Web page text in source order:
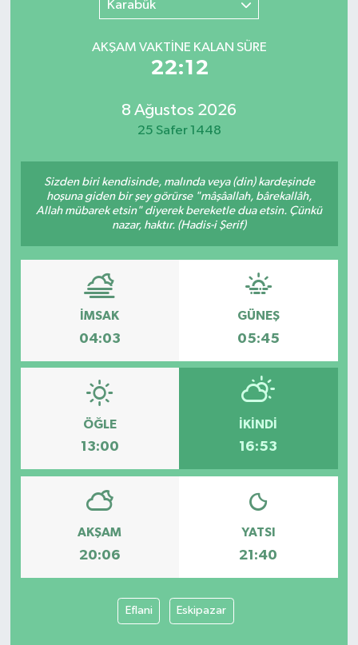
Karabük
AKŞAM VAKTİNE KALAN SÜRE
22:12
8 Ağustos 2026
25 Safer 1448
Sizden biri kendisinde, malında veya (din) kardeşinde
hoşuna giden bir şey görürse "mâşâallah, bârekallâh,
Allah mübarek etsin" diyerek bereketle dua etsin. Çünkü
nazar, haktır. (Hadis-i Şerif)
İMSAK
04:03
GÜNEŞ
05:45
ÖĞLE
13:00
İKINDI
16:53
AKŞAM
20:06
YATSI
21:40
Eflani Eskipazar
YARIŞMA/ETKİNLİKLER
MEVZUAT/KARARLAR